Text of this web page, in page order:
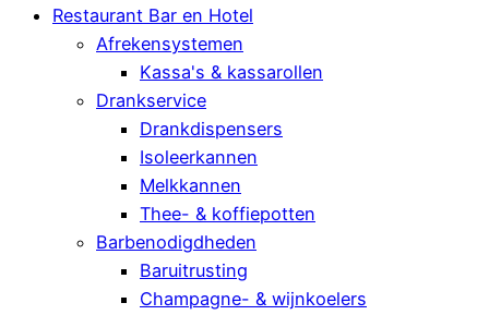
Restaurant Bar en Hotel
Afrekensystemen
Kassa's & kassarollen
Drankservice
Drankdispensers
Isoleerkannen
Melkkannen
Thee- & koffiepotten
Barbenodigdheden
Baruitrusting
Champagne- & wijnkoelers